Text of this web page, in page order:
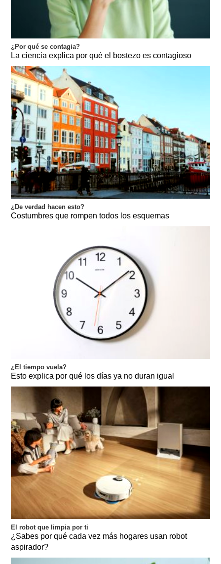
¿Por qué se contagia?
La ciencia explica por qué el bostezo es contagioso
¿De verdad hacen esto?
Costumbres que rompen todos los esquemas
¿El tiempo vuela?
Esto explica por qué los días ya no duran igual
El robot que limpia por ti
¿Sabes por qué cada vez más hogares usan robot
aspirador?